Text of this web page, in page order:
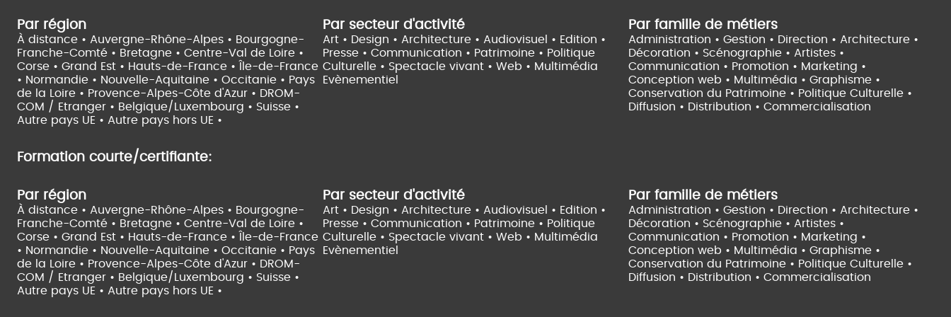
Par région
À distance • Auvergne-Rhône-Alpes • Bourgogne-
Franche-Comté • Bretagne • Centre-Val de Loire •
Corse • Grand Est • Hauts-de-France •
Île-de-France
• Normandie • Nouvelle-Aquitaine • Occitanie • Pays
de la Loire • Provence-Alpes-Côte d'Azur • DROM-
COM / Etranger • Belgique/Luxembourg • Suisse •
Autre pays UE • Autre pays hors UE •
Par secteur d'activité
Art • Design • Architecture • Audiovisuel • Edition •
Presse • Communication • Patrimoine • Politique
Culturelle • Spectacle vivant • Web • Multimédia
Evènementiel
Par famille de métiers
Administration • Gestion • Direction • Architecture •
Décoration • Scénographie • Artistes •
Communication • Promotion • Marketing •
Conception web • Multimédia • Graphisme •
Conservation du Patrimoine • Politique Culturelle •
Diffusion • Distribution • Commercialisation
Formation courte/certifiante:
Par région
À distance • Auvergne-Rhône-Alpes • Bourgogne-
Franche-Comté • Bretagne • Centre-Val de Loire •
Corse • Grand Est • Hauts-de-France •
Île-de-France
• Normandie • Nouvelle-Aquitaine • Occitanie • Pays
de la Loire • Provence-Alpes-Côte d'Azur • DROM-
COM / Etranger • Belgique/Luxembourg • Suisse •
Autre pays UE • Autre pays hors UE •
Par secteur d'activité
Art • Design • Architecture • Audiovisuel • Edition •
Presse • Communication • Patrimoine • Politique
Culturelle • Spectacle vivant • Web • Multimédia
Evènementiel
Par famille de métiers
Administration • Gestion • Direction • Architecture •
Décoration • Scénographie • Artistes •
Communication • Promotion • Marketing •
Conception web • Multimédia • Graphisme •
Conservation du Patrimoine • Politique Culturelle •
Diffusion • Distribution • Commercialisation